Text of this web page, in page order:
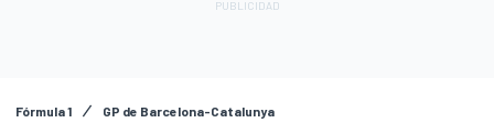
Fórmula 1 GP de Barcelona-Catalunya